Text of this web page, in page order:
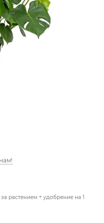
растением + удобрение на 1